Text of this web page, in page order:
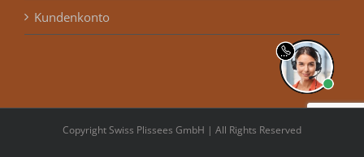
Kundenkonto
Copyright Swiss Plissees GmbH | All Rights Reserved